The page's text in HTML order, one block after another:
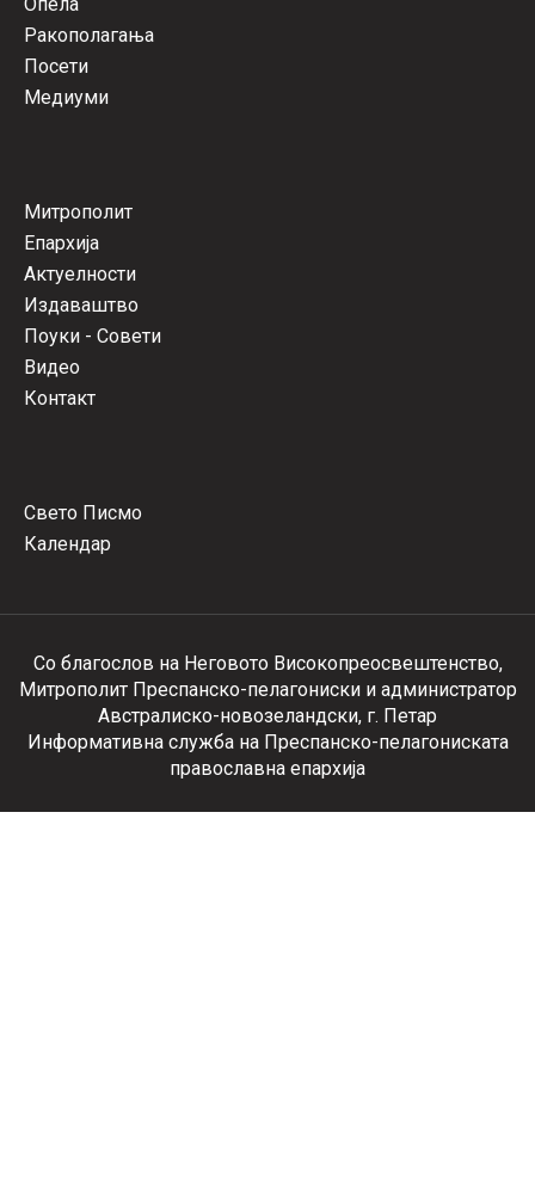
Ракополагања
Посети
Медиуми
Митрополит
Епархија
Актуелности
Издаваштво
Поуки - Совети
Видео
Контакт
Свето Писмо
Календар
Со благослов на Неговото Високопреосвештенство,
Митрополит Преспанско-пелагониски и администратор
Австралиско-новозеландски, г. Петар
Информативна служба на Преспанско-пелагониската
православна епархија